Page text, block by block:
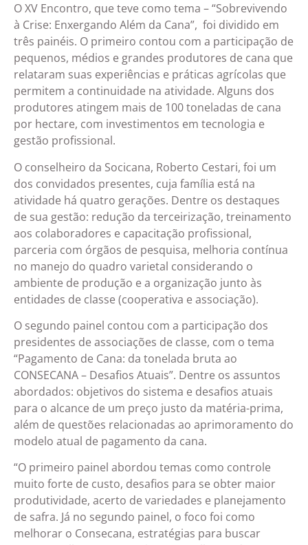
O XV Encontro, que teve como tema – “Sobrevivendo
à Crise: Enxergando Além da Cana”, foi dividido em
três painéis. O primeiro contou com a participação de
pequenos, médios e grandes produtores de cana que
relataram suas experiências e práticas agrícolas que
permitem a continuidade na atividade. Alguns dos
produtores atingem mais de 100 toneladas de cana
por hectare, com investimentos em tecnologia e
gestão profissional.
O conselheiro da Socicana, Roberto Cestari, foi um
dos convidados presentes, cuja família está na
atividade há quatro gerações. Dentre os destaques
de sua gestão: redução da terceirização, treinamento
aos colaboradores e capacitação profissional,
parceria com órgãos de pesquisa, melhoria contínua
no manejo do quadro varietal considerando o
ambiente de produção e a organização junto às
entidades de classe (cooperativa e associação).
O segundo painel contou com a participação dos
presidentes de associações de classe, com o tema
“Pagamento de Cana: da tonelada bruta ao
CONSECANA – Desafios Atuais”. Dentre os assuntos
abordados: objetivos do sistema e desafios atuais
para o alcance de um preço justo da matéria-prima,
além de questões relacionadas ao aprimoramento do
modelo atual de pagamento da cana.
“O primeiro painel abordou temas como controle
muito forte de custo, desafios para se obter maior
produtividade, acerto de variedades e planejamento
de safra. Já no segundo painel, o foco foi como
melhorar o Consecana, estratégias para buscar